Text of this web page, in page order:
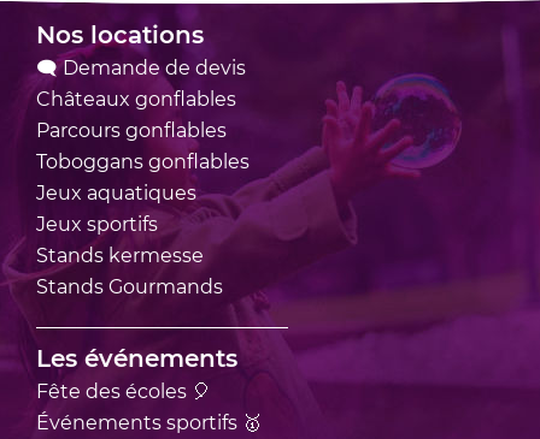
Nos locations
🗨 Demande de devis
Châteaux gonflables
Parcours gonflables
Toboggans gonflables
Jeux aquatiques
Jeux sportifs
Stands kermesse
Stands Gourmands
Les événements
Fête des écoles 🎈
Événements sportifs 🥇